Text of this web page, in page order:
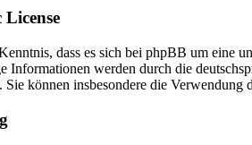
dass es sich bei phpBB um eine
Informationen werden durch die
können insbesondere die